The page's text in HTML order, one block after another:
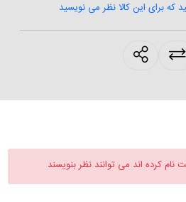
که برای این کالا نظر می نویسید
products.sharing
نام کرده اند می توانند نظر بنویسند